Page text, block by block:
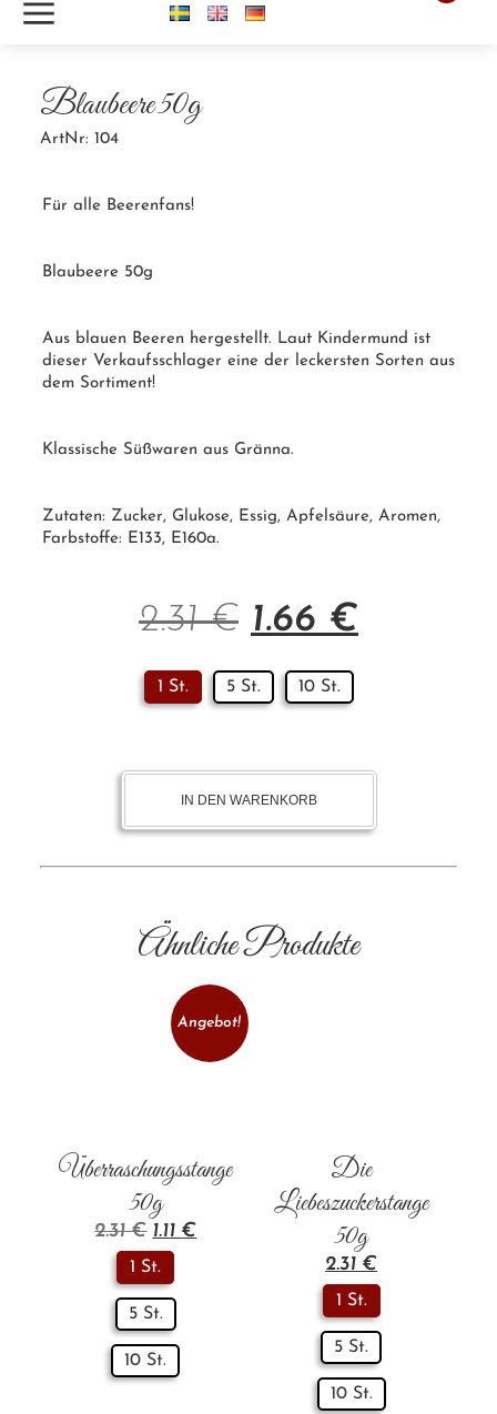
m
Blaubeere 50g
ArtNr: 104
Für alle Beerenfans!
Blaubeere 50g
Aus blauen Beeren hergestellt. Laut Kindermund ist
dieser Verkaufsschlager eine der leckersten Sorten aus
dem Sortiment!
Klassische Süßwaren aus Gränna.
Zutaten: Zucker, Glukose, Essig, Apfelsäure, Aromen,
Farbstoffe: E133, E160a.
2.31€ 1.66 €
1 St. 5 St. 10 St.
IN DEN WARENKORB
Ähnliche Produkte
Angebot!
Überraschungsstange
50g
2.31€ 1.11 €
1 St.
5 St.
10 St.
Die
Liebeszuckerstange
50g
2.31 €
1 St.
5 St.
10 St.